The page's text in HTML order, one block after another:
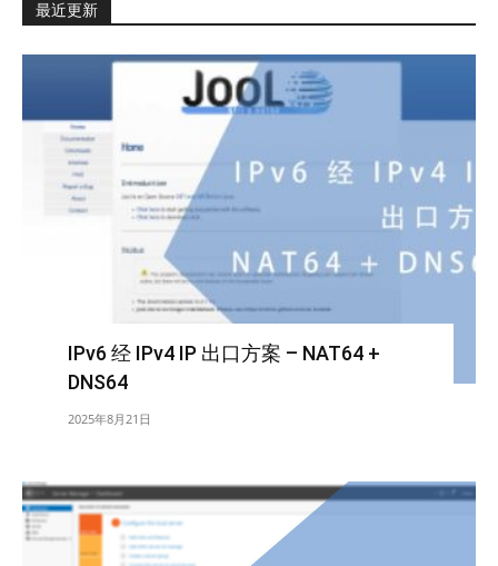
最近更新
IPv6 经 IPv4 IP 出口方案 – NAT64 +
DNS64
2025年8月21日